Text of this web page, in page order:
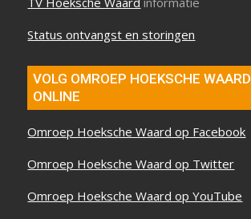
Status ontvangst en storingen
VOLG OMROEP HOEKSCHE WAARD
ONLINE
Omroep Hoeksche Waard op Facebook
Omroep Hoeksche Waard op Twitter
Omroep Hoeksche Waard op YouTube